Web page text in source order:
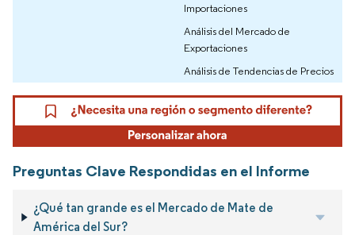
Importaciones
Análisis del Mercado de
Exportaciones
Análisis de Tendencias de Precios
Preguntas Clave Respondidas en el Informe
¿Qué tan grande es el Mercado de Mate de
América del Sur?